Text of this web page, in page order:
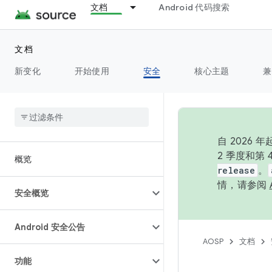
文档 Android 代码搜索
文档
新变化
开始使用 安全 核心主题
概览
安全概览
Android 安全公告
功能
自 2026 年
2 季度和第
release 。
情，请参阅
AOSP 文档